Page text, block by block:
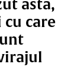
asta,
care